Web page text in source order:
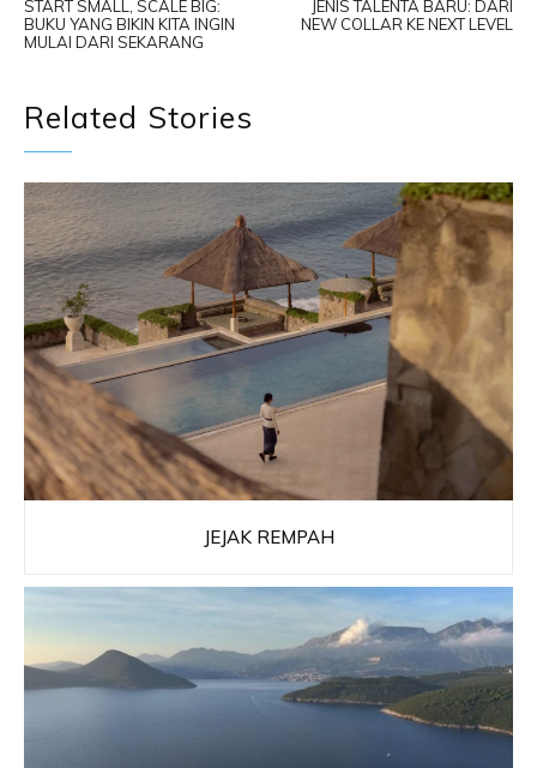
START SMALL, SCALE BIG:
BUKU YANG BIKIN KITA INGIN
MULAI DARI SEKARANG
JENIS TALENTA BARU: DARI
NEW COLLAR KE NEXT LEVEL
Related Stories
JEJAK REMPAH